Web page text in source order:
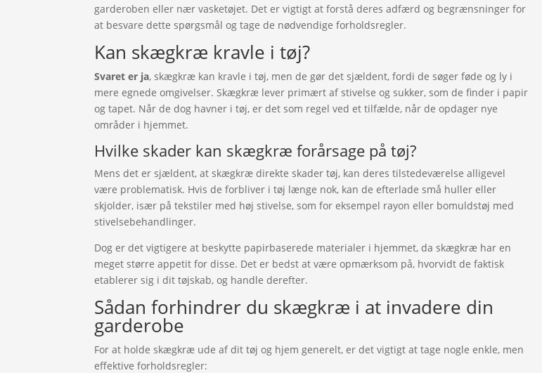
garderoben eller nær vasketøjet. Det er vigtigt at forstå deres adfærd og begrænsninger for
at besvare dette spørgsmål og tage de nødvendige forholdsregler.
Kan skægkræ kravle i tøj?
Svaret er ja, skægkræ kan kravle i tøj, men de gør det sjældent, fordi de søger føde og ly i
mere egnede omgivelser. Skægkræ lever primært af stivelse og sukker, som de finder i papir
og tapet. Når de dog havner i tøj, er det som regel ved et tilfælde, når de opdager nye
områder i hjemmet.
Hvilke skader kan skægkræ forårsage på tøj?
Mens det er sjældent, at skægkræ direkte skader tøj, kan deres tilstedeværelse alligevel
være problematisk. Hvis de forbliver i tøj længe nok, kan de efterlade små huller eller
skjolder, især på tekstiler med høj stivelse, som for eksempel rayon eller bomuldstøj med
stivelsebehandlinger.
Dog er det vigtigere at beskytte papirbaserede materialer i hjemmet, da skægkræ har en
meget større appetit for disse. Det er bedst at være opmærksom på, hvorvidt de faktisk
etablerer sig i dit tøjskab, og handle derefter.
Sådan forhindrer du skægkræ i at invadere din
garderobe
For at holde skægkræ ude af dit tøj og hjem generelt, er det vigtigt at tage nogle enkle, men
effektive forholdsregler: